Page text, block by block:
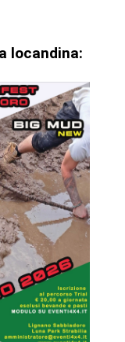
locandina: